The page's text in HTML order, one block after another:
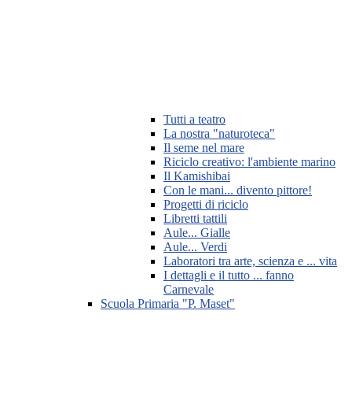
Tutti a teatro
La nostra "naturoteca"
Il seme nel mare
Riciclo creativo: l'ambiente marino
Il Kamishibai
Con le mani... divento pittore!
Progetti di riciclo
Libretti tattili
Aule... Gialle
Aule... Verdi
Laboratori tra arte, scienza e ... vita
I dettagli e il tutto ... fanno
Carnevale
Scuola Primaria "P. Maset"